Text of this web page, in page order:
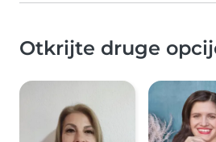
Otkrijte druge